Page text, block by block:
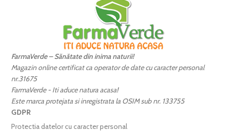
FarmaVerde – Sănătate din inima naturii!
Magazin online certificat ca operator de date cu caracter personal
nr.31675
FarmaVerde - Iti aduce natura acasa!
Este marca protejata si inregistrata la OSIM sub nr. 133755
GDPR
Protectia datelor cu caracter personal